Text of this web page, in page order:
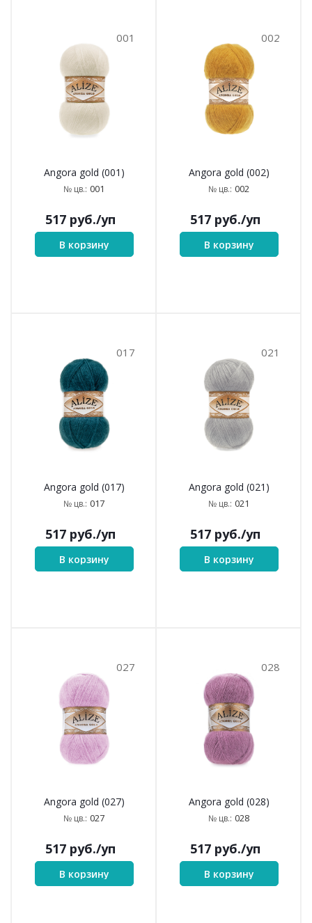
001
Angora gold (001)
№ цв.: 001
517 руб./уп
В корзину
002
Angora gold (002)
№ цв.: 002
517 руб./уп
В корзину
017
Angora gold (017)
№ цв.: 017
517 руб./уп
В корзину
021
Angora gold (021)
№ цв.: 021
517 руб./уп
В корзину
027
Angora gold (027)
№ цв.: 027
517 руб./уп
В корзину
028
Angora gold (028)
№ цв.: 028
517 руб./уп
В корзину